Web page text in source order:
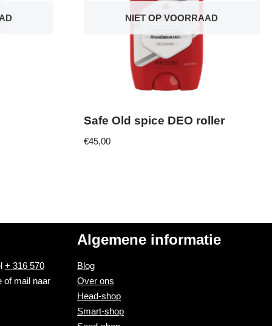
NIET OP VOORRAAD
Safe Old spice DEO roller
€45,00
+ 316 570
of mail naar
Algemene informatie
Blog
Over ons
Head-shop
Smart-shop